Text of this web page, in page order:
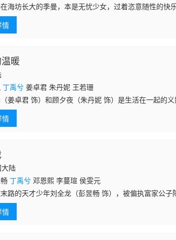
海坊长大的季曼，本是无忧少女，过着恣意随性的快
摇身变成了陌玉侯宁钰轩的夫人。被当成残暴善妒的
情
暖
丁禹兮 姜卓君 朱丹妮 王若珊
姜卓君 饰）和顾夕夜（朱丹妮 饰）是生活在一起的
万丈，不但拥有美丽的外表，还头脑聪慧、成绩优异
维
情
陆
畅丁禹兮 邓恩熙 李蔓瑄 侯雯元
路的天才少年刘全龙（彭昱畅 饰），被偏执富家公子
的“换命游戏”。豪华别墅、名车名表、神秘女友全部
。
情